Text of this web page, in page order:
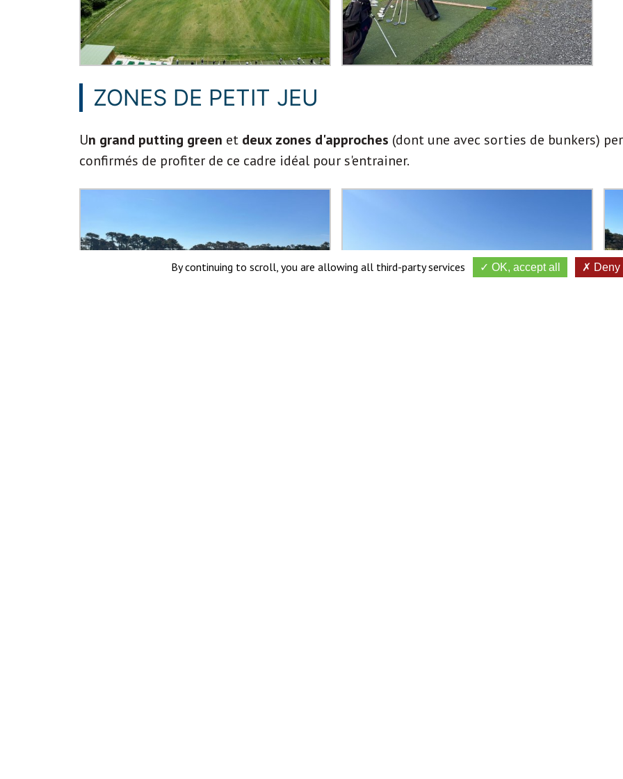
ZONES DE PETIT JEU
Un grand putting green et deux zones d'approches (dont une avec sorties de bunkers)
confirmés de profiter de ce cadre idéal pour s'entrainer.
By continuing to scroll, you are allowing all third-party services OK, accept all